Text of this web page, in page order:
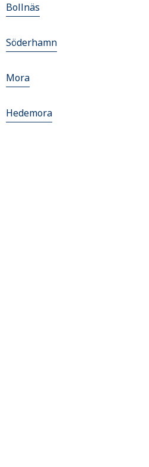
Bollnäs
Söderhamn
Mora
Hedemora